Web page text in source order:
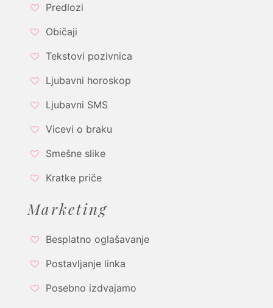
Predlozi
Običaji
Tekstovi pozivnica
Ljubavni horoskop
Ljubavni SMS
Vicevi o braku
Smešne slike
Kratke priče
Marketing
Besplatno oglašavanje
Postavljanje linka
Posebno izdvajamo